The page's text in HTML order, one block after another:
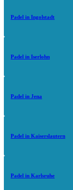
Padel in Ingolstadt
Padel in Iserlohn
Padel in Jena
Padel in Kaiserslautern
Padel in Karlsruhe